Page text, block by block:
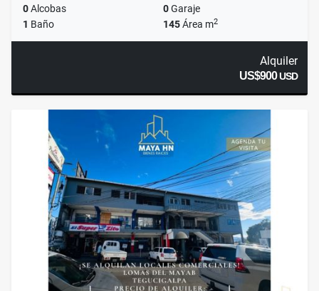
0Alcobas 0Garaje
1 Baño 145Área m2
Alquiler
US$900USD